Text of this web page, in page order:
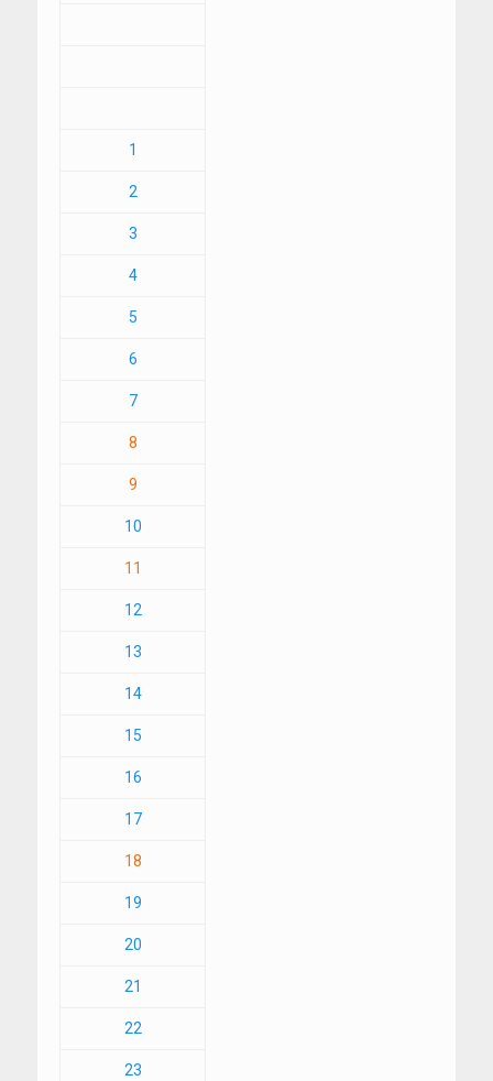
1
2
3
4
5
6
7
8
9
10
11
12
13
14
15
16
17
18
19
20
21
22
23